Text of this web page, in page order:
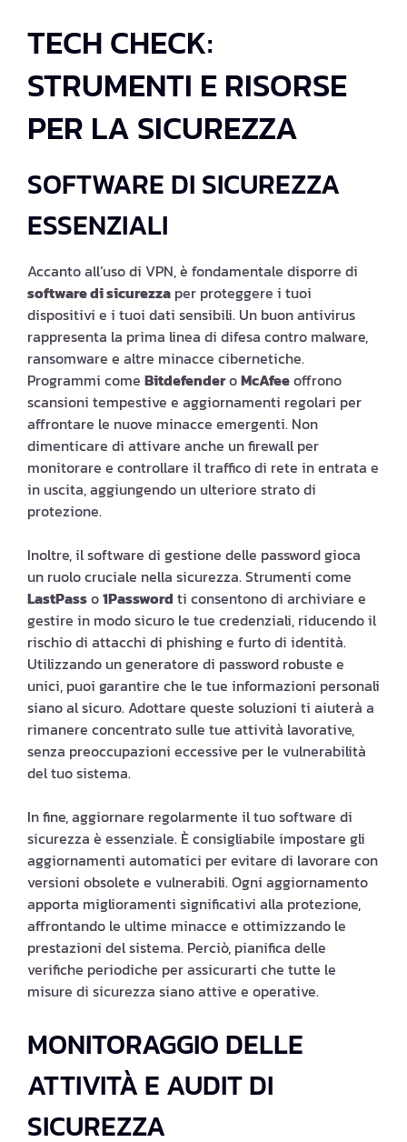
TECH CHECK:
STRUMENTI E RISORSE
PER LA SICUREZZA
SOFTWARE DI SICUREZZA
ESSENZIALI
Accanto all’uso di VPN, è fondamentale disporre di
software di sicurezza per proteggere i tuoi
dispositivi e i tuoi dati sensibili. Un buon antivirus
rappresenta la prima linea di difesa contro malware,
ransomware e altre minacce cibernetiche.
Programmi come BitdefenderoMcAfeeoffrono
scansioni tempestive e aggiornamenti regolari per
affrontare le nuove minacce emergenti. Non
dimenticare di attivare anche un firewall per
monitorare e controllare il traffico di rete in entrata e
in uscita, aggiungendo un ulteriore strato di
protezione.
Inoltre, il software di gestione delle password gioca
un ruolo cruciale nella sicurezza. Strumenti come
LastPasso1Password ti consentono di archiviare e
gestire in modo sicuro le tue credenziali, riducendo il
rischio di attacchi di phishing e furto di identità.
Utilizzando un generatore di password robuste e
unici, puoi garantire che le tue informazioni personali
siano al sicuro. Adottare queste soluzioni ti aiuterà a
rimanere concentrato sulle tue attività lavorative,
senza preoccupazioni eccessive per le vulnerabilità
del tuo sistema.
In fine, aggiornare regolarmente il tuo software di
sicurezza è essenziale. È consigliabile impostare gli
aggiornamenti automatici per evitare di lavorare con
versioni obsolete e vulnerabili. Ogni aggiornamento
apporta miglioramenti significativi alla protezione,
affrontando le ultime minacce e ottimizzando le
prestazioni del sistema. Perciò, pianifica delle
verifiche periodiche per assicurarti che tutte le
misure di sicurezza siano attive e operative.
MONITORAGGIO DELLE
ATTIVITÀ E AUDIT DI
SICUREZZA